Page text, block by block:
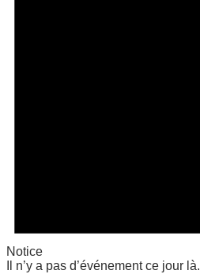
Notice
Il n’y a pas d’événement ce jour là.